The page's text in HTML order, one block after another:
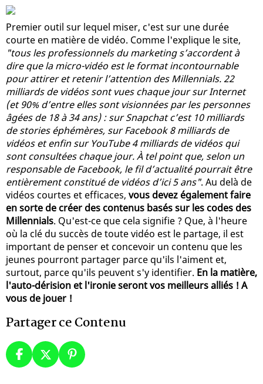
Premier outil sur lequel miser, c'est sur une durée
courte en matière de vidéo. Comme l'explique le site,
"tous les professionnels du marketing s’accordent à
dire que la micro-vidéo est le format incontournable
pour attirer et retenir l’attention des Millennials. 22
milliards de vidéos sont vues chaque jour sur Internet
(et 90% d’entre elles sont visionnées par les personnes
âgées de 18 à 34 ans) : sur Snapchat c’est 10 milliards
de stories éphémères, sur Facebook 8 milliards de
vidéos et enfin sur YouTube 4 milliards de vidéos qui
sont consultées chaque jour. À tel point que, selon un
responsable de Facebook, le fil d’actualité pourrait être
entièrement constitué de vidéos d’ici 5 ans". Au delà de
vidéos courtes et efficaces, vous devez également faire
en sorte de créer des contenus basés sur les codes des
Millennials. Qu'est-ce que cela signifie ? Que, à l'heure
où la clé du succès de toute vidéo est le partage, il est
important de penser et concevoir un contenu que les
jeunes pourront partager parce qu'ils l'aiment et,
surtout, parce qu'ils peuvent s'y identifier. En la matière,
l'auto-dérision et l'ironie seront vos meilleurs alliés ! A
vous de jouer !
Partager ce Contenu